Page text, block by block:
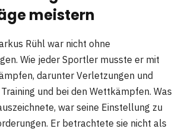
meistern
Rühl war nicht ohne
Wie jeder Sportler musste er mit
darunter Verletzungen und
und bei den Wettkämpfen. Was
war seine Einstellung zu
Er betrachtete sie nicht als